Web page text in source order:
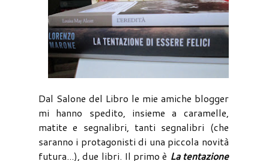
Dal Salone del Libro le mie amiche blogger
mi hanno spedito, insieme a caramelle,
matite e segnalibri, tanti segnalibri (che
saranno i protagonisti di una piccola novità
futura...), due libri. Il primo è La tentazione